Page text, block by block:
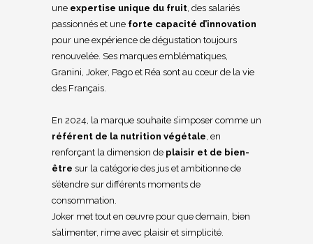
une expertise unique du fruit , des salariés
passionnés et une forte capacité d’innovation
pour une expérience de dégustation toujours
renouvelée. Ses marques emblématiques,
Granini, Joker, Pago et Réa sont au cœur de la vie
des Français.
En 2024, la marque souhaite s’imposer comme un
référent de la nutrition végétale , en
renforçant la dimension de plaisir et de bien-
être sur la catégorie des jus et ambitionne de
s’étendre sur différents moments de
consommation.
Joker met tout en œuvre pour que demain, bien
s’alimenter, rime avec plaisir et simplicité.